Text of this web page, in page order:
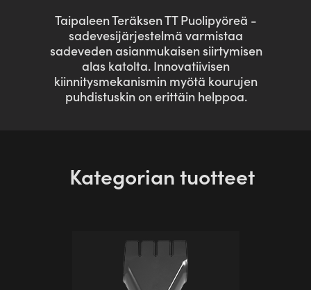
Lataukset
Taipaleen Teräksen TT Puolipyöreä -
sadevesijärjestelmä varmistaa
sadeveden asianmukaisen siirtymisen
alas katolta. Innovatiivisen
kiinnitysmekanismin myötä kourujen
puhdistuskin on erittäin helppoa.
Kategorian tuotteet